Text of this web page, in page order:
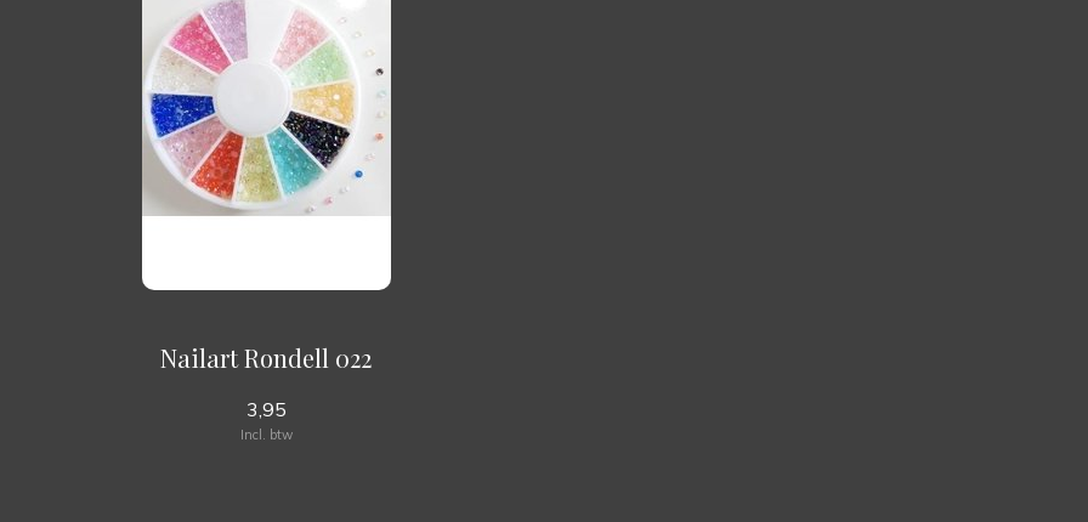
Nailart Rondell 022
3,95
Incl. btw